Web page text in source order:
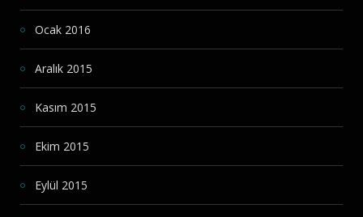
Ocak 2016
Aralık 2015
Kasım 2015
Ekim 2015
Eylül 2015